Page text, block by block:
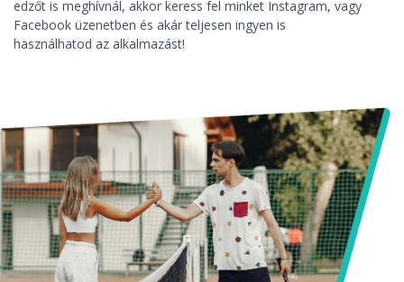
edzőt is meghívnál, akkor keress fel minket Instagram, vagy
Facebook üzenetben és akár teljesen ingyen is
használhatod az alkalmazást!